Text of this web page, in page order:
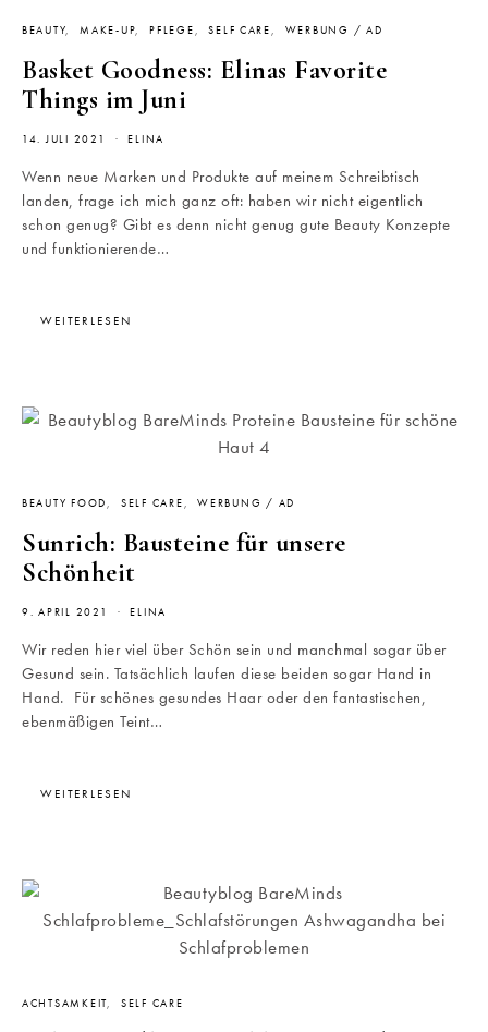
BEAUTY MAKE-UP PFLEGE SELF CARE WERBUNG / AD
Basket Goodness: Elinas Favorite
Things im Juni
14. JULI 2021 ELINA
Wenn neue Marken und Produkte auf meinem Schreibtisch
landen, frage ich mich ganz oft: haben wir nicht eigentlich
schon genug? Gibt es denn nicht genug gute Beauty Konzepte
und funktionierende…
WEITERLESEN
BEAUTY FOOD SELF CARE WERBUNG / AD
Sunrich: Bausteine für unsere
Schönheit
9. APRIL 2021 ELINA
Wir reden hier viel über Schön sein und manchmal sogar über
Gesund sein. Tatsächlich laufen diese beiden sogar Hand in
Hand. Für schönes gesundes Haar oder den fantastischen,
ebenmäßigen Teint…
WEITERLESEN
ACHTSAMKEIT SELF CARE